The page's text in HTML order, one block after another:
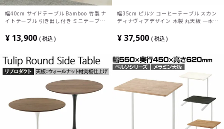
幅40cm サイドテーブル Bamboo 竹製 ナ
イトテーブル 引き出し付き ミニテーブル
セント付き サステナブル家具 モダン ナチ
ュラル
¥ 13,900 税込
幅35cm ピルツ コーヒーテーブル スカン
ディナヴィアデザイン 木製 丸天板 一本脚
レイ ナイトテーブル
¥37,500 税込